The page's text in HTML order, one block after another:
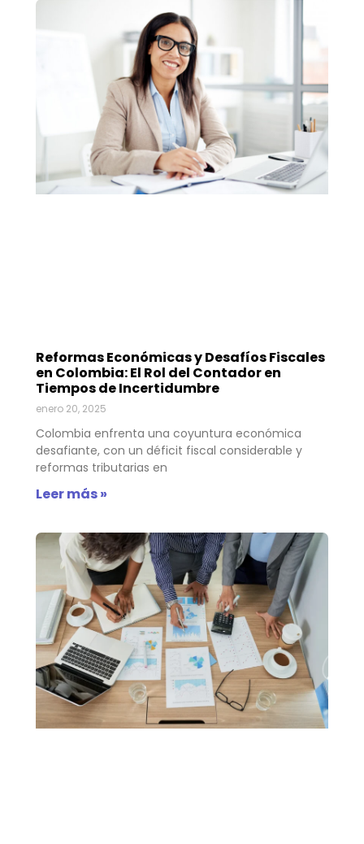
Reformas Económicas y Desafíos Fiscales
en Colombia: El Rol del Contador en
Tiempos de Incertidumbre
enero 20, 2025
Colombia enfrenta una coyuntura económica
desafiante, con un déficit fiscal considerable y
reformas tributarias en
Leer más »